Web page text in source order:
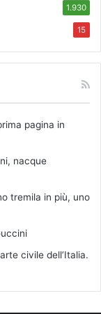
1.930
15
pagina in
nacque
tremila in più, uno
civile dell’Italia.